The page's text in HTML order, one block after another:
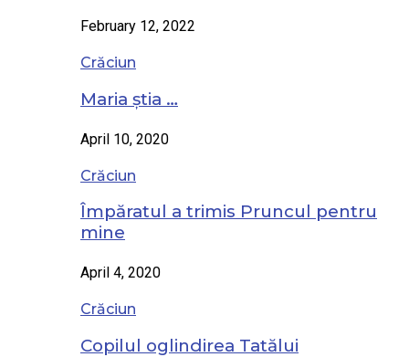
February 12, 2022
Crăciun
Maria știa …
April 10, 2020
Crăciun
Împăratul a trimis Pruncul pentru
mine
April 4, 2020
Crăciun
Copilul oglindirea Tatălui